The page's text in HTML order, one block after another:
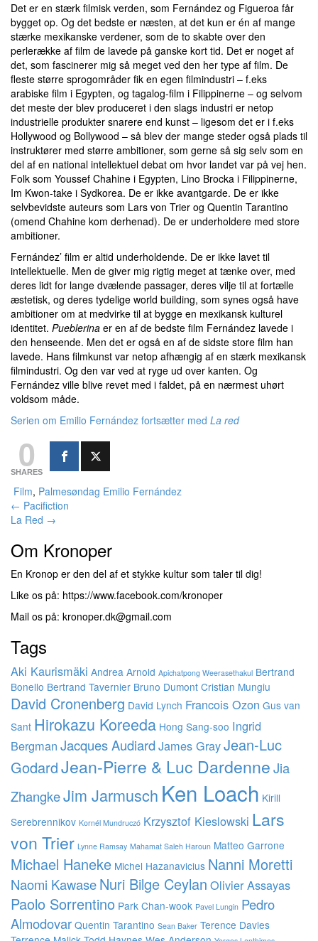
Det er en stærk filmisk verden, som Fernández og Figueroa får
bygget op. Og det bedste er næsten, at det kun er én af mange
stærke mexikanske verdener, som de to skabte over den
perlerække af film de lavede på ganske kort tid. Det er noget af
det, som fascinerer mig så meget ved den her type af film. De
fleste større sprogområder fik en egen filmindustri – f.eks
arabiske film i Egypten, og tagalog-film i Filippinerne – og selvom
det meste der blev produceret i den slags industri er netop
industrielle produkter snarere end kunst – ligesom det er i f.eks
Hollywood og Bollywood – så blev der mange steder også plads til
instruktører med større ambitioner, som gerne så sig selv som en
del af en national intellektuel debat om hvor landet var på vej hen.
Folk som Youssef Chahine i Egypten, Lino Brocka i Filippinerne,
Im Kwon-take i Sydkorea. De er ikke avantgarde. De er ikke
selvbevidste auteurs som Lars von Trier og Quentin Tarantino
(omend Chahine kom derhenad). De er underholdere med store
ambitioner.
Fernández’ film er altid underholdende. De er ikke lavet til
intellektuelle. Men de giver mig rigtig meget at tænke over, med
deres lidt for lange dvælende passager, deres vilje til at fortælle
æstetisk, og deres tydelige world building, som synes også have
ambitioner om at medvirke til at bygge en mexikansk kulturel
identitet. Pueblerina er en af de bedste film Fernández lavede i
den henseende. Men det er også en af de sidste store film han
lavede. Hans filmkunst var netop afhængig af en stærk mexikansk
filmindustri. Og den var ved at ryge ud over kanten. Og
Fernández ville blive revet med i faldet, på en nærmest uhørt
voldsom måde.
Serien om Emilio Fernández fortsætter med La red
0
SHARES
Film, Palmesøndag Emilio Fernández
Indlægsnavigation
← Pacifiction
La Red →
Om Kronoper
En Kronop er den del af et stykke kultur som taler til dig!
Like os på: https://www.facebook.com/kronoper
Mail os på: kronoper.dk@gmail.com
Tags
Aki Kaurismäki Andrea Arnold Apichatpong Weerasethakul Bertrand
Bonello Bertrand Tavernier Bruno Dumont Cristian Mungiu
David Cronenberg David Lynch Francois Ozon Gus van
Sant Hirokazu Koreeda Hong Sang-soo Ingrid
Bergman Jacques Audiard James GrayJean-Luc
GodardJean-Pierre & Luc DardenneJia
ZhangkeJim Jarmusch Ken Loach Kirill
Serebrennikov Kornél Mundruczó Krzysztof Kieslowski Lars
von Trier Lynne Ramsay Mahamat Saleh Haroun Matteo Garrone
Michael Haneke Michel Hazanavicius Nanni Moretti
Naomi KawaseNuri Bilge Ceylan Olivier Assayas
Paolo Sorrentino Park Chan-wook Pavel Lungin Pedro
Almodovar Quentin Tarantino Sean Baker Terence Davies